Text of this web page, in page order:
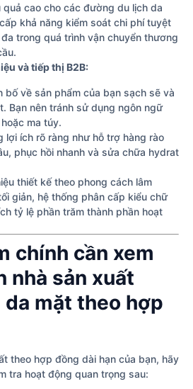
quả cao cho các đường du lịch da
khả năng kiểm soát chi phí tuyệt
trong quá trình vận chuyển thương
và tiếp thị B2B:
bố về sản phẩm của bạn sạch sẽ và
Bạn nên tránh sử dụng ngôn ngữ
ma túy.
lợi ích rõ ràng như hỗ trợ hàng rào
phục hồi nhanh và sửa chữa hydrat
thiết kế theo phong cách lâm
giản, hệ thống phân cấp kiểu chữ
tỷ lệ phần trăm thành phần hoạt
chính cần xem
nhà sản xuất
mặt theo hợp
theo hợp đồng dài hạn của bạn, hãy
tra hoạt động quan trọng sau: